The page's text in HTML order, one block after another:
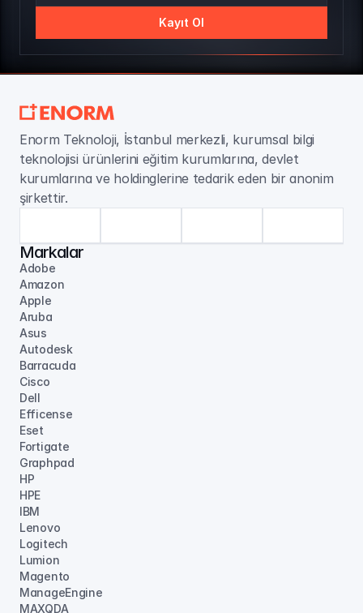
Kayıt Ol
Enorm Teknoloji, İstanbul merkezli, kurumsal bilgi
teknolojisi ürünlerini eğitim kurumlarına, devlet
kurumlarına ve holdinglerine tedarik eden bir anonim
şirkettir.
Markalar
Adobe
Amazon
Apple
Aruba
Asus
Autodesk
Barracuda
Cisco
Dell
Efficense
Eset
Fortigate
Graphpad
HP
HPE
IBM
Lenovo
Logitech
Lumion
Magento
ManageEngine
MAXQDA